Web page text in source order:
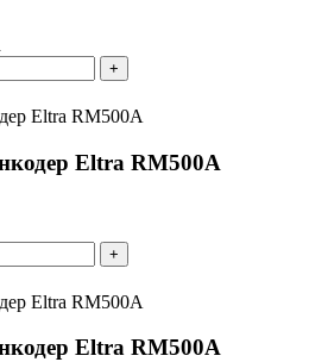
+
Eltra RM500A
+
Eltra RM500A